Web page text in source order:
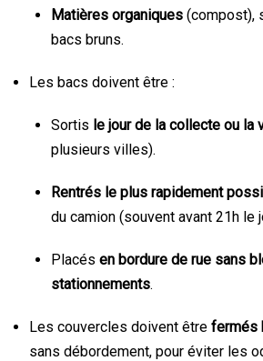
Matières organiques (compost),
bacs bruns.
Les bacs doivent être :
Sortis le jour de la collecte ou la
plusieurs villes).
Rentrés le plus rapidement
du camion (souvent avant 21h le
Placés en bordure de rue sans
stationnements.
Les couvercles doivent être fermés
sans débordement, pour éviter les